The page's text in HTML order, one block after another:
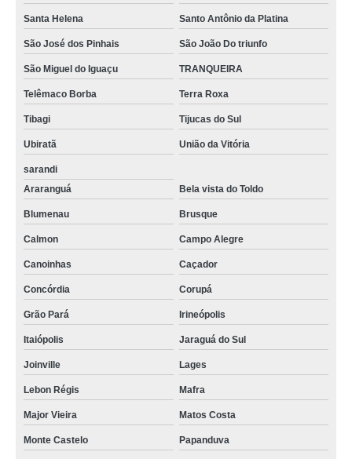
Santa Helena Santo Antônio da Platina
São José dos Pinhais São João Do triunfo
São Miguel do Iguaçu TRANQUEIRA
Telêmaco Borba Terra Roxa
Tibagi Tijucas do Sul
Ubiratã União da Vitória
sarandi
Araranguá
Bela vista do Toldo
Blumenau Brusque
Calmon Campo Alegre
Canoinhas Caçador
Concórdia Corupá
Grão Pará Irineópolis
Itaiópolis Jaraguá do Sul
Joinville Lages
Lebon Régis Mafra
Major Vieira Matos Costa
Monte Castelo Papanduva